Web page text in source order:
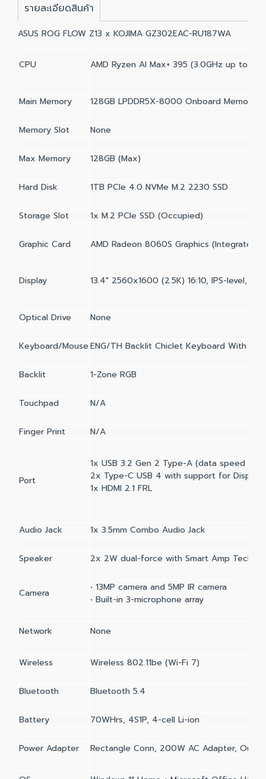
รายละเอียดสินค้า
ASUS ROG FLOW Z13 x KOJIMA GZ302EAC-RU187WA
CPU AMD Ryzen Al Max+ 395 (3.0GHz up to
Main Memory 128GB LPDDR5X-8000 Onboard Memory
Memory Slot None
Max Memory 128GB (Max)
Hard Disk 1TB PCIe 4.0 NVMe M.2 2230 SSD
Storage Slot 1x M.2 PCIe SSD (Occupied)
Graphic Card AMD Radeon 8060S Graphics (Integrated
Display 13.4" 2560x1600 (2.5K) 16:10, IPS-level,
Optical Drive None
Keyboard/MouseENG/TH Backlit Chiclet Keyboard With
Backlit 1-Zone RGB
Touchpad N/A
Finger Print N/A
Port
1x USB 3.2 Gen 2 Type-A (data speed up
2x Type-C USB 4 with support for
1x HDMI 2.1 FRL
Audio Jack 1x 3.5mm Combo Audio Jack
Speaker 2x 2W dual-force with Smart Amp
Camera
• 13MP camera and 5MP IR camera
• Built-in 3-microphone array
Network None
Wireless Wireless 802.11be (Wi-Fi 7)
Bluetooth Bluetooth 5.4
Battery 70WHrs, 4S1P, 4-cell Li-ion
Power Adapter Rectangle Conn, 200W AC Adapter,